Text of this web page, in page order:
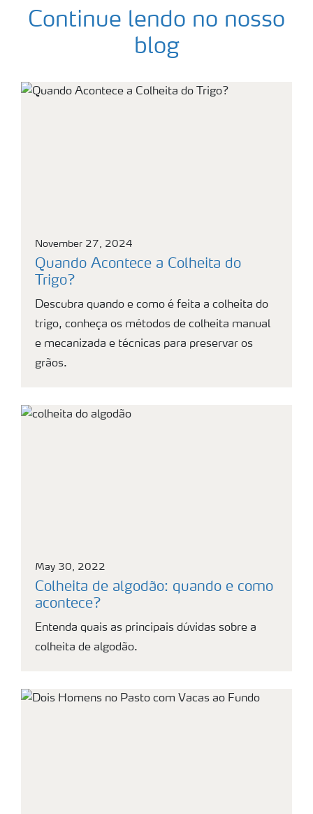
Continue lendo no nosso
blog
November 27, 2024
Quando Acontece a Colheita do
Trigo?
Descubra quando e como é feita a colheita do
trigo, conheça os métodos de colheita manual
e mecanizada e técnicas para preservar os
grãos.
May 30, 2022
Colheita de algodão: quando e como
acontece?
Entenda quais as principais dúvidas sobre a
colheita de algodão.